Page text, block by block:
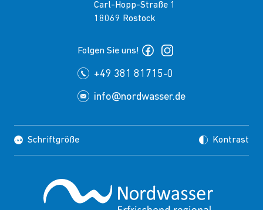
+49 381 81715-0
info@nordwasser.de
Carl-Hopp-Straße 1
18069 Rostock
Folgen Sie uns!
Schriftgröße Kontrast